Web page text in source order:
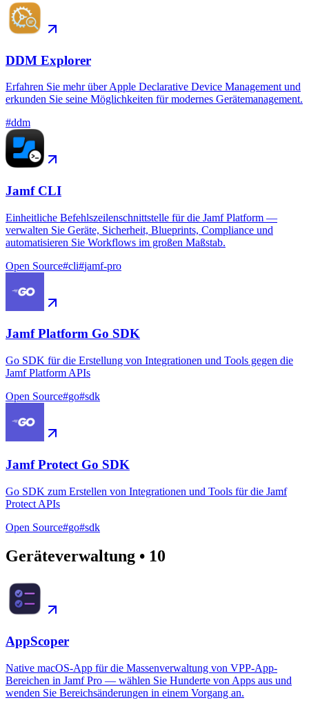
DDM Explorer
Erfahren Sie mehr über Apple Declarative Device Management und
erkunden Sie seine Möglichkeiten für modernes Gerätemanagement.
#ddm
Jamf CLI
Einheitliche Befehlszeilenschnittstelle für die Jamf Platform —
verwalten Sie Geräte, Sicherheit, Blueprints, Compliance und
automatisieren Sie Workflows im großen Maßstab.
Open Source#cli#jamf-pro
Jamf Platform Go SDK
Go SDK für die Erstellung von Integrationen und Tools gegen die
Jamf Platform APIs
Open Source#go#sdk
Jamf Protect Go SDK
Go SDK zum Erstellen von Integrationen und Tools für die Jamf
Protect APIs
Open Source#go#sdk
Geräteverwaltung • 10
AppScoper
Native macOS-App für die Massenverwaltung von VPP-App-
Bereichen in Jamf Pro — wählen Sie Hunderte von Apps aus und
wenden Sie Bereichsänderungen in einem Vorgang an.